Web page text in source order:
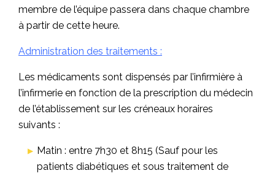
membre de l’équipe passera dans chaque chambre
à partir de cette heure.
Administration des traitements :
Les médicaments sont dispensés par l’infirmière à
l’infirmerie en fonction de la prescription du médecin
de l’établissement sur les créneaux horaires
suivants :
Matin : entre 7h30 et 8h15 (Sauf pour les
patients diabétiques et sous traitement de